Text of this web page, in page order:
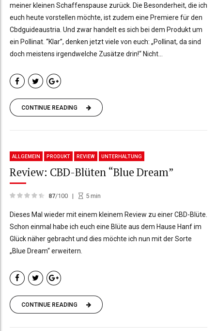
meiner kleinen Schaffenspause zurück. Die Besonderheit, die ich
euch heute vorstellen möchte, ist zudem eine Premiere für den
Cbdguideaustria. Und zwar handelt es sich bei dem Produkt um
ein Pollinat. “Klar”, denken jetzt viele von euch: „Pollinat, da sind
doch meistens irgendwelche Zusätze drin!“ Nicht...
CONTINUE READING
ALLGEMEIN PRODUKT REVIEW UNTERHALTUNG
Review: CBD-Blüten “Blue Dream”
87/100 5min
Dieses Mal wieder mit einem kleinem Review zu einer CBD-Blüte.
Schon einmal habe ich euch eine Blüte aus dem Hause Hanf im
Glück näher gebracht und dies möchte ich nun mit der Sorte
„Blue Dream“ erweitern.
CONTINUE READING